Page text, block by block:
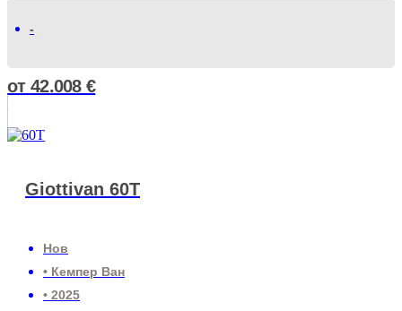
-
от 42.008€
Giottivan 60T
Нов
• Кемпер Ван
• 2025